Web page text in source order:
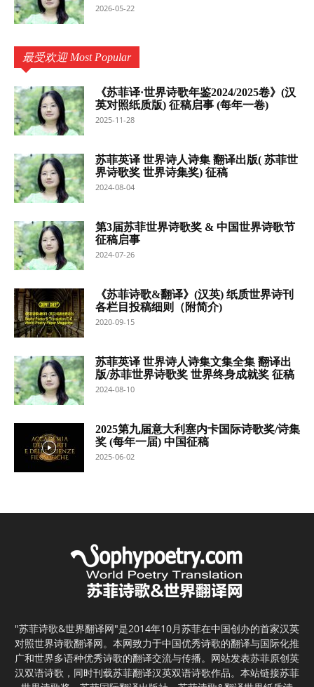
2026-05-22
最受欢迎 Most Popular
《苏菲译·世界诗歌年鉴2024/2025卷》(汉
英对照纸质版) 征稿启事 (每年一卷)
2025-11-28
苏菲英译 世界诗人诗集 翻译出版( 苏菲世
界诗歌奖 世界诗集奖) 征稿
2024-08-04
第3届苏菲世界诗歌奖 & 中国世界诗歌节
征稿启事
2024-07-26
《苏菲诗歌&翻译》(汉英) 纸质世界诗刊
各栏目投稿细则（附简介)
2020-09-15
苏菲英译 世界诗人诗集文集全集 翻译出
版/苏菲世界诗歌奖 世界终身成就奖 征稿
2024-08-10
2025第九届意大利塞内卡国际诗歌奖/诗集
奖 (每年一届) 中国征稿
2025-06-02
"苏菲诗歌&世界翻译网"是2014年10月苏菲在中国创办的首家汉英
对照世界诗歌翻译网。本网致力于中国优秀诗歌的翻译与国际化推
广和世界多语种优秀诗歌的翻译交流与传播。网站发表苏菲原创英
汉双语诗歌，同时刊载苏菲翻译汉英双语诗歌作品。本站链接苏菲